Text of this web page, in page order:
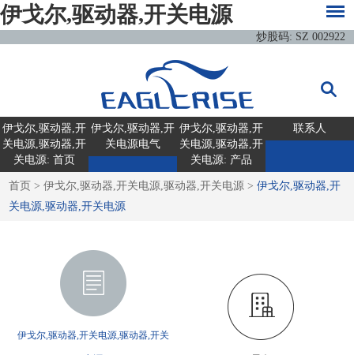
伊戈尔,驱动器,开关电源
炒股码: SZ 002922
伊戈尔,驱动器,开
关电源,驱动器,开
关电源: 首页
伊戈尔,驱动器,开
关电源电气
伊戈尔,驱动器,开
关电源,驱动器,开
关电源: 产品
联系人
首页 >伊戈尔,驱动器,开关电源,驱动器,开关电源 >伊戈尔,驱动器,开
关电源,驱动器,开关电源
伊戈尔,驱动器,开关电源,驱动器,开关